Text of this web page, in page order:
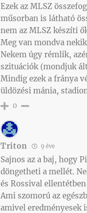
Ezek az MLSZ
műsorban is látható
nem az MLSZ készíti
Meg van mondva
Nekem úgy rémlik,
szituációk (mondjuk
Mindig ezek a fránya
üldözési mánia,
0
Triton 9 éve
Sajnos az a baj, hogy
döngetheti a mellét.
és Rossival
Ami szomorú az
amivel eredményesek